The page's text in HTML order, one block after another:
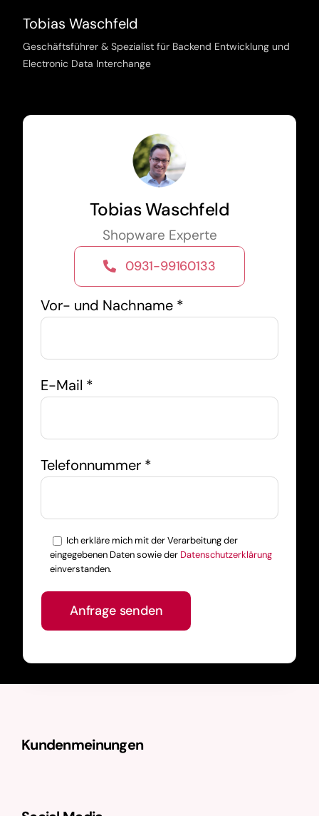
Tobias Waschfeld
Geschäftsführer & Spezialist für Backend Entwicklung und
Electronic Data Interchange
Tobias Waschfeld
Shopware Experte
0931-99160133
Vor- und Nachname *
E-Mail *
Telefonnummer *
Ich erkläre mich mit der Verarbeitung der
eingegebenen Daten sowie der Datenschutzerklärung
einverstanden.
Bitte lasse dieses Feld leer.
Kundenmeinungen